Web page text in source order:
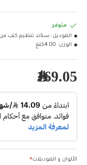
169.05﷼
متوفر
الموديل: ستاند تنظيم كتب
الوزن: 4.00كلغ
الألوان و الموديلات